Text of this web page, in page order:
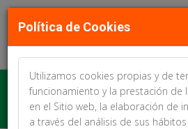
Política de Cookies
Utilizamos cookies propias y de
funcionamiento y la prestación de
en el Sitio web, la elaboración de
a través del análisis de sus
Recuerda que no es
al congreso para enviar